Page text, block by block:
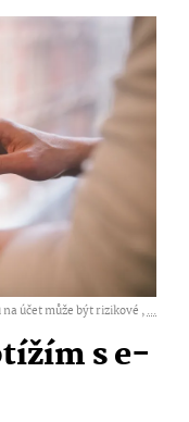
na účet může být rizikové ,...
s e-